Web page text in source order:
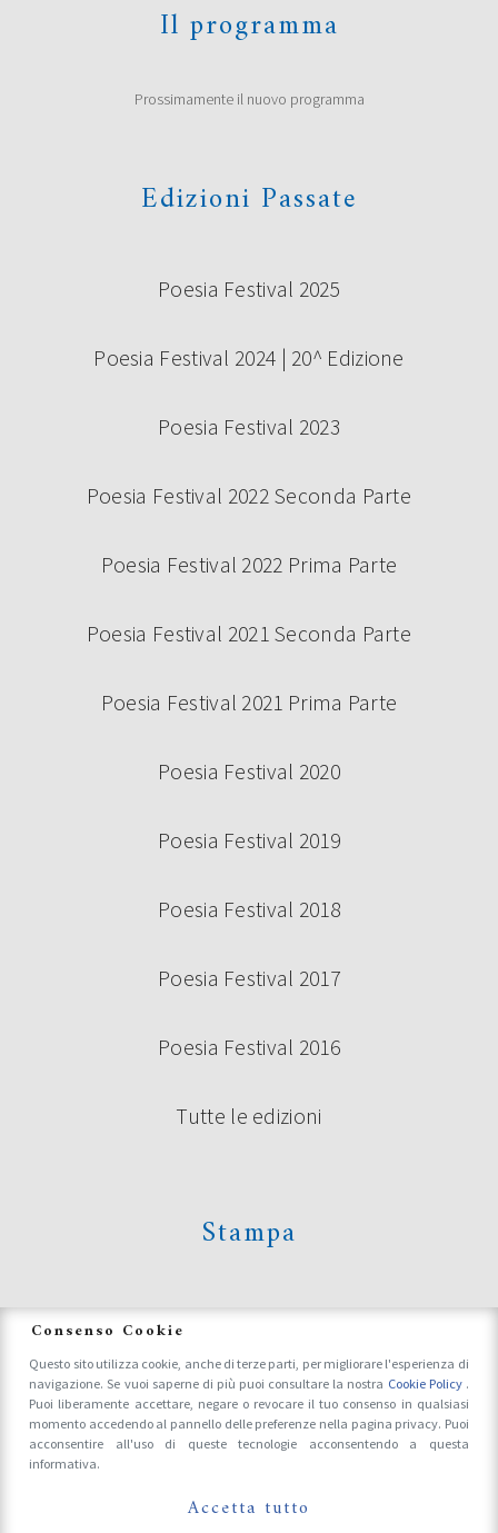
Il programma
Prossimamente il nuovo programma
Edizioni Passate
Poesia Festival 2025
Poesia Festival 2024 | 20^ Edizione
Poesia Festival 2023
Poesia Festival 2022 Seconda Parte
Poesia Festival 2022 Prima Parte
Poesia Festival 2021 Seconda Parte
Poesia Festival 2021 Prima Parte
Poesia Festival 2020
Poesia Festival 2019
Poesia Festival 2018
Poesia Festival 2017
Poesia Festival 2016
Tutte le edizioni
Stampa
Accrediti Stampa e Fotografi
Follow Us On
Consenso Cookie
Questo sito utilizza cookie, anche di terze parti, per migliorare l'esperienza di
navigazione. Se vuoi saperne di più puoi consultare la nostra Cookie Policy .
Puoi liberamente accettare, negare o revocare il tuo consenso in qualsiasi
momento accedendo al pannello delle preferenze nella pagina privacy. Puoi
acconsentire all'uso di queste tecnologie acconsentendo a questa
informativa.
Accetta tutto